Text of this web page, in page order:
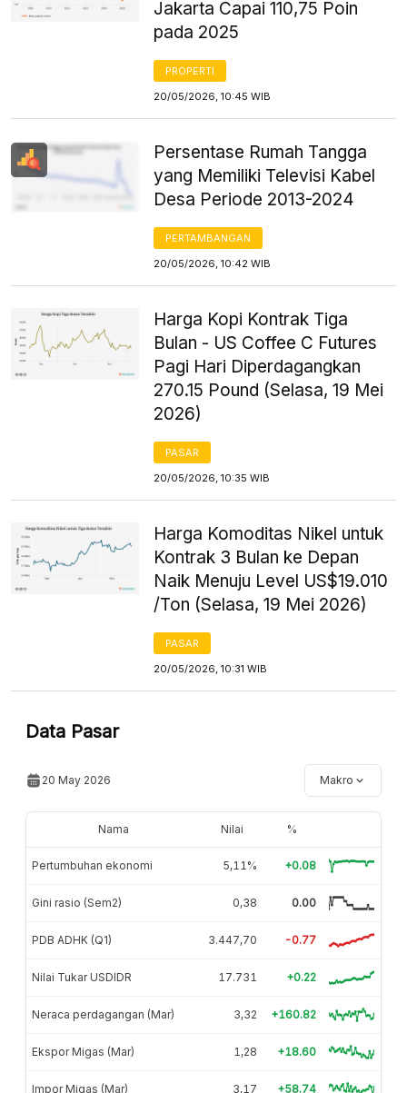
Jakarta Capai 110,75 Poin
pada 2025
PROPERTI
20/05/2026, 10:45 WIB
Persentase Rumah Tangga
yang Memiliki Televisi Kabel
Desa Periode 2013-2024
PERTAMBANGAN
20/05/2026, 10:42 WIB
Harga Kopi Kontrak Tiga
Bulan - US Coffee C Futures
Pagi Hari Diperdagangkan
270.15 Pound (Selasa, 19 Mei
2026)
PASAR
20/05/2026, 10:35 WIB
Harga Komoditas Nikel untuk
Kontrak 3 Bulan ke Depan
Naik Menuju Level US$19.010
/Ton (Selasa, 19 Mei 2026)
PASAR
20/05/2026, 10:31 WIB
Data Pasar
20 May 2026 Makro
Nama Nilai %
Pertumbuhan ekonomi 5,11% +0.08
Gini rasio (Sem2) 0,38 0.00
PDB ADHK (Q1) 3.447,70 -0.77
Nilai Tukar USDIDR 17.731 +0.22
Neraca perdagangan (Mar) 3,32 +160.82
Ekspor Migas (Mar) 1,28 +18.60
Impor Migas (Mar) 3,17 +58.74